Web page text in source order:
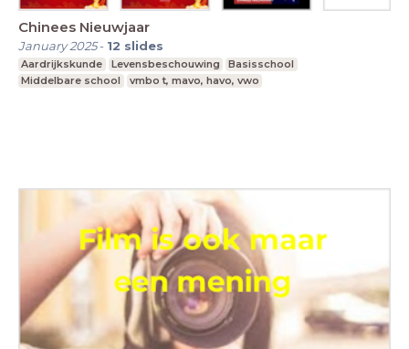
Chinees Nieuwjaar
January 2025- 12 slides
Aardrijkskunde Levensbeschouwing
Basisschool
Middelbare school
vmbo t, mavo, havo, vwo